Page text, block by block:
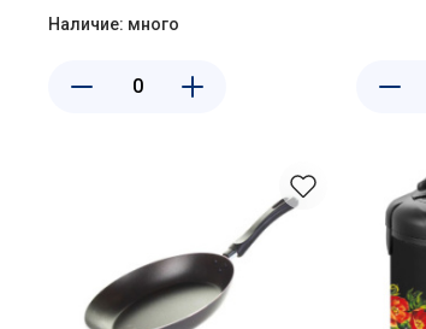
диск, цветы на черном
Наличие: много